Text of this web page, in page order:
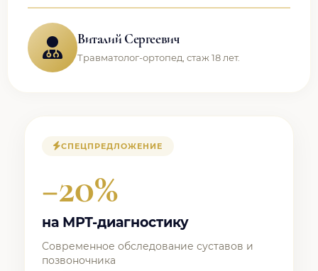
Виталий Сергеевич
Травматолог-ортопед, стаж 18 лет.
СПЕЦПРЕДЛОЖЕНИЕ
−20%
на МРТ-диагностику
Современное обследование суставов и
позвоночника